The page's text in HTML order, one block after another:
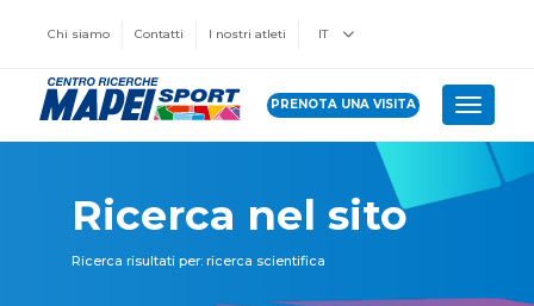
Chi siamo Contatti I nostri atleti IT
PRENOTA UNA VISITA Toggle
Ricerca nel sito
Ricerca risultati per: ricerca scientifica